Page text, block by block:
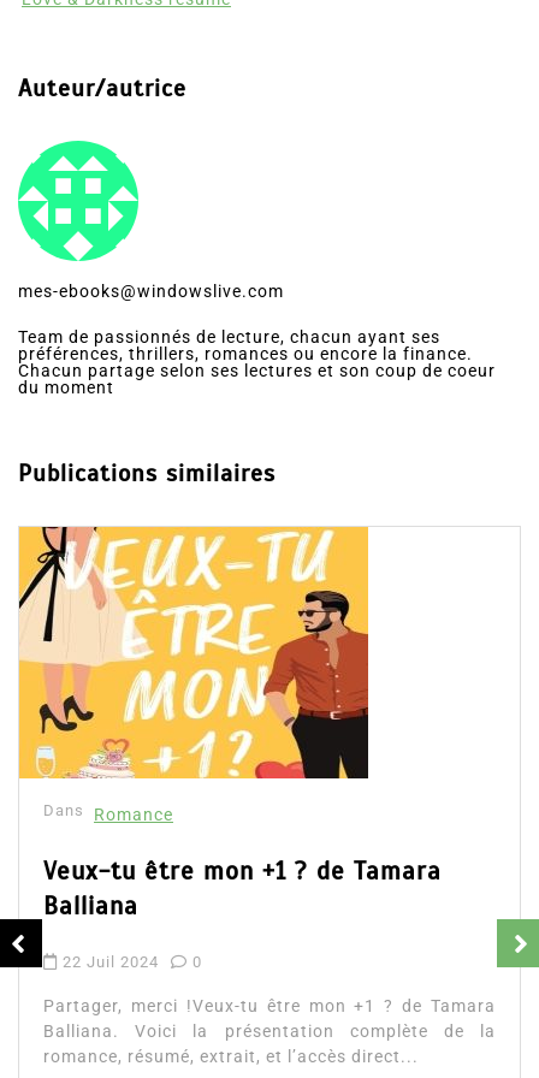
Auteur/autrice
mes-ebooks@windowslive.com
Team de passionnés de lecture, chacun ayant ses
préférences, thrillers, romances ou encore la finance.
Chacun partage selon ses lectures et son coup de coeur
du moment
Publications similaires
Dans Romance
Romances – l’actualité : été 2026
6 Juil 2026